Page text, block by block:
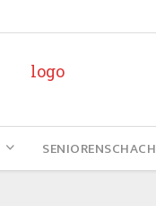
SENIORENSCHACH